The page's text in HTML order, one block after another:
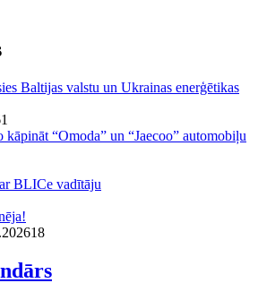
Baltijas valstu un Ukrainas enerģētikas
1
kāpināt “Omoda” un “Jaecoo” automobiļu
BLICe vadītāju
18